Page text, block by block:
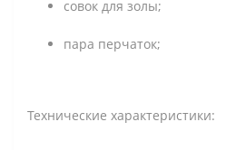
совок для золы;
пара перчаток;
Технические характеристики: